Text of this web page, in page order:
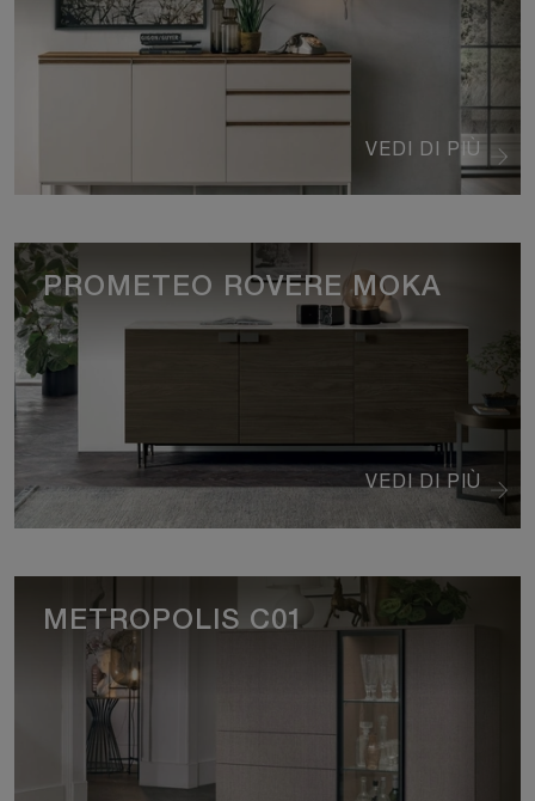
VEDI DI PIÙ
VEDI DI PIÙ
PROMETEO ROVERE MOKA
METROPOLIS C01